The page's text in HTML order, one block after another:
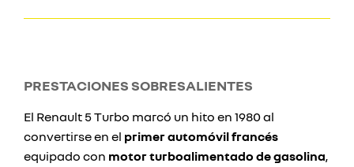
PRESTACIONES SOBRESALIENTES
El Renault 5 Turbo marcó un hito en 1980 al
convertirse en el primer automóvil francés
equipado con motor turboalimentado de gasolina,